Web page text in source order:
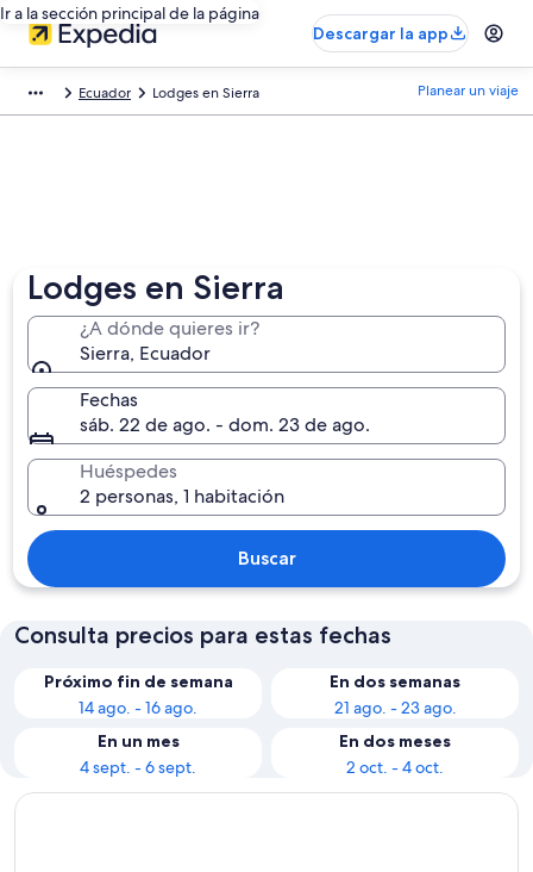
Ir a la sección principal de la página
Descargar la app
Ecuador Lodges en Sierra Planear un viaje
Lodges en Sierra
¿A dónde quieres ir?
Sierra, Ecuador
Fechas
sáb. 22 de ago. - dom. 23 de ago.
Huéspedes
2 personas, 1 habitación
Buscar
Consulta precios para estas fechas
Próximo fin de semana
14 ago. - 16 ago.
En dos semanas
21 ago. - 23 ago.
En un mes
4 sept. - 6 sept.
En dos meses
2 oct. - 4 oct.